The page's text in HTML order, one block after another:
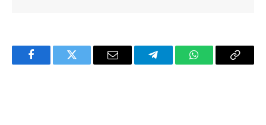
FacebookTwitter Email TelegramWhatsAppCopy